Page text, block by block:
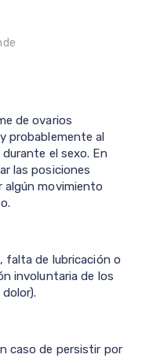
de ovarios
probablemente al
el sexo. En
las posiciones
algún movimiento
falta de lubricación o
involuntaria de los
caso de persistir por